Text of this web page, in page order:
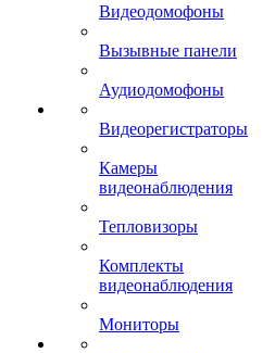
Видеодомофоны
Вызывные панели
Аудиодомофоны
Видеорегистраторы
Камеры
видеонаблюдения
Тепловизоры
Комплекты
видеонаблюдения
Мониторы